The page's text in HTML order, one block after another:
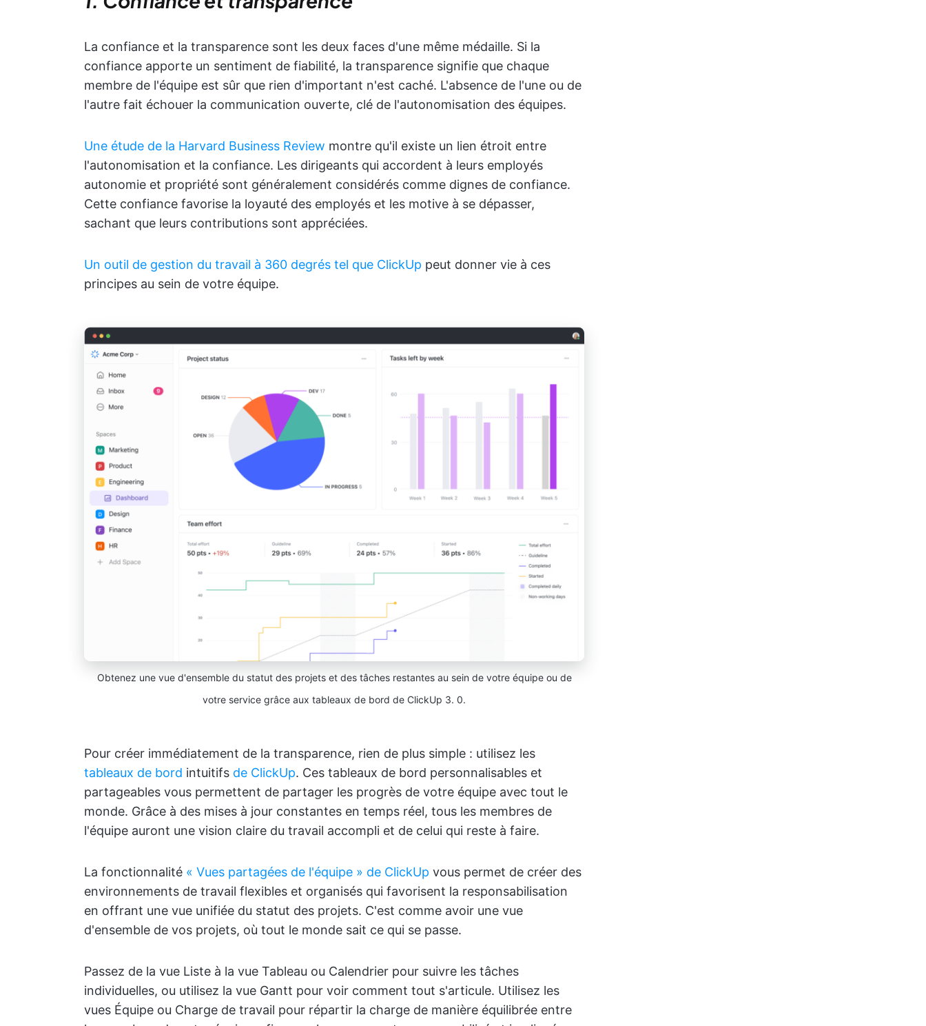
La confiance et la transparence sont les deux faces d'une même médaille. Si la
confiance apporte un sentiment de fiabilité, la transparence signifie que chaque
membre de l'équipe est sûr que rien d'important n'est caché. L'absence de l'une ou de
l'autre fait échouer la communication ouverte, clé de l'autonomisation des équipes.
Une étude de la Harvard Business Review montre qu'il existe un lien étroit entre
l'autonomisation et la confiance. Les dirigeants qui accordent à leurs employés
autonomie et propriété sont généralement considérés comme dignes de confiance.
Cette confiance favorise la loyauté des employés et les motive à se dépasser,
sachant que leurs contributions sont appréciées.
Un outil de gestion du travail à 360 degrés tel que ClickUp peut donner vie à ces
principes au sein de votre équipe.
Obtenez une vue d'ensemble du statut des projets et des tâches restantes au sein de votre équipe ou de
votre service grâce aux tableaux de bord de ClickUp 3. 0.
Pour créer immédiatement de la transparence, rien de plus simple : utilisez les
tableaux de bord intuitifs de ClickUp. Ces tableaux de bord personnalisables et
partageables vous permettent de partager les progrès de votre équipe avec tout le
monde. Grâce à des mises à jour constantes en temps réel, tous les membres de
l'équipe auront une vision claire du travail accompli et de celui qui reste à faire.
La fonctionnalité « Vues partagées de l'équipe » de ClickUp vous permet de créer des
environnements de travail flexibles et organisés qui favorisent la responsabilisation
en offrant une vue unifiée du statut des projets. C'est comme avoir une vue
d'ensemble de vos projets, où tout le monde sait ce qui se passe.
Passez de la vue Liste à la vue Tableau ou Calendrier pour suivre les tâches
individuelles, ou utilisez la vue Gantt pour voir comment tout s'articule. Utilisez les
vues Équipe ou Charge de travail pour répartir la charge de manière équilibrée entre